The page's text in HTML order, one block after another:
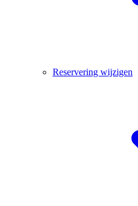
Reservering wijzigen